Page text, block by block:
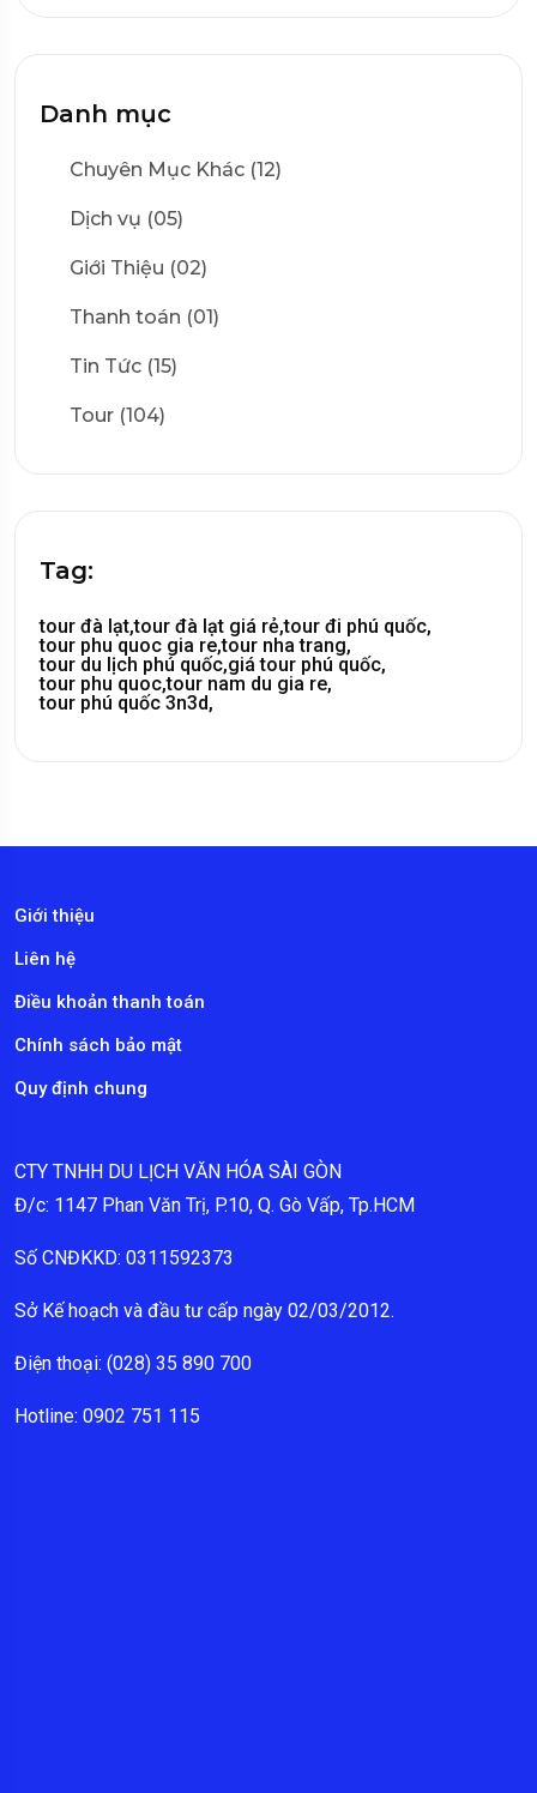
Danh mục
Chuyên Mục Khác (12)
Dịch vụ (05)
Giới Thiệu (02)
Thanh toán (01)
Tin Tức (15)
Tour (104)
Tag:
tour đà lạt,tour đà lạt giá rẻ,tour đi phú quốc,
tour phu quoc gia re,tour nha trang,
tour du lịch phú quốc,giá tour phú quốc,
tour phu quoc,tour nam du gia re,
tour phú quốc 3n3d,
Giới thiệu
Liên hệ
Điều khoản thanh toán
Chính sách bảo mật
Quy định chung
CTY TNHH DU LỊCH VĂN HÓA SÀI GÒN
Đ/c: 1147 Phan Văn Trị, P.10, Q. Gò Vấp, Tp.HCM
Số CNĐKKD: 0311592373
Sở Kế hoạch và đầu tư cấp ngày 02/03/2012.
Điện thoại: (028) 35 890 700
Hotline: 0902 751 115